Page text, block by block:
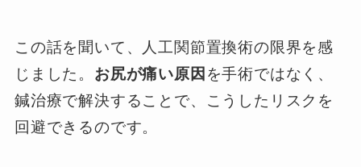
この話を聞いて、人工関節置換術の限界を感
じました。 お尻が痛い原因 を手術ではなく、
鍼治療で解決することで、こうしたリスクを
回避できるのです。